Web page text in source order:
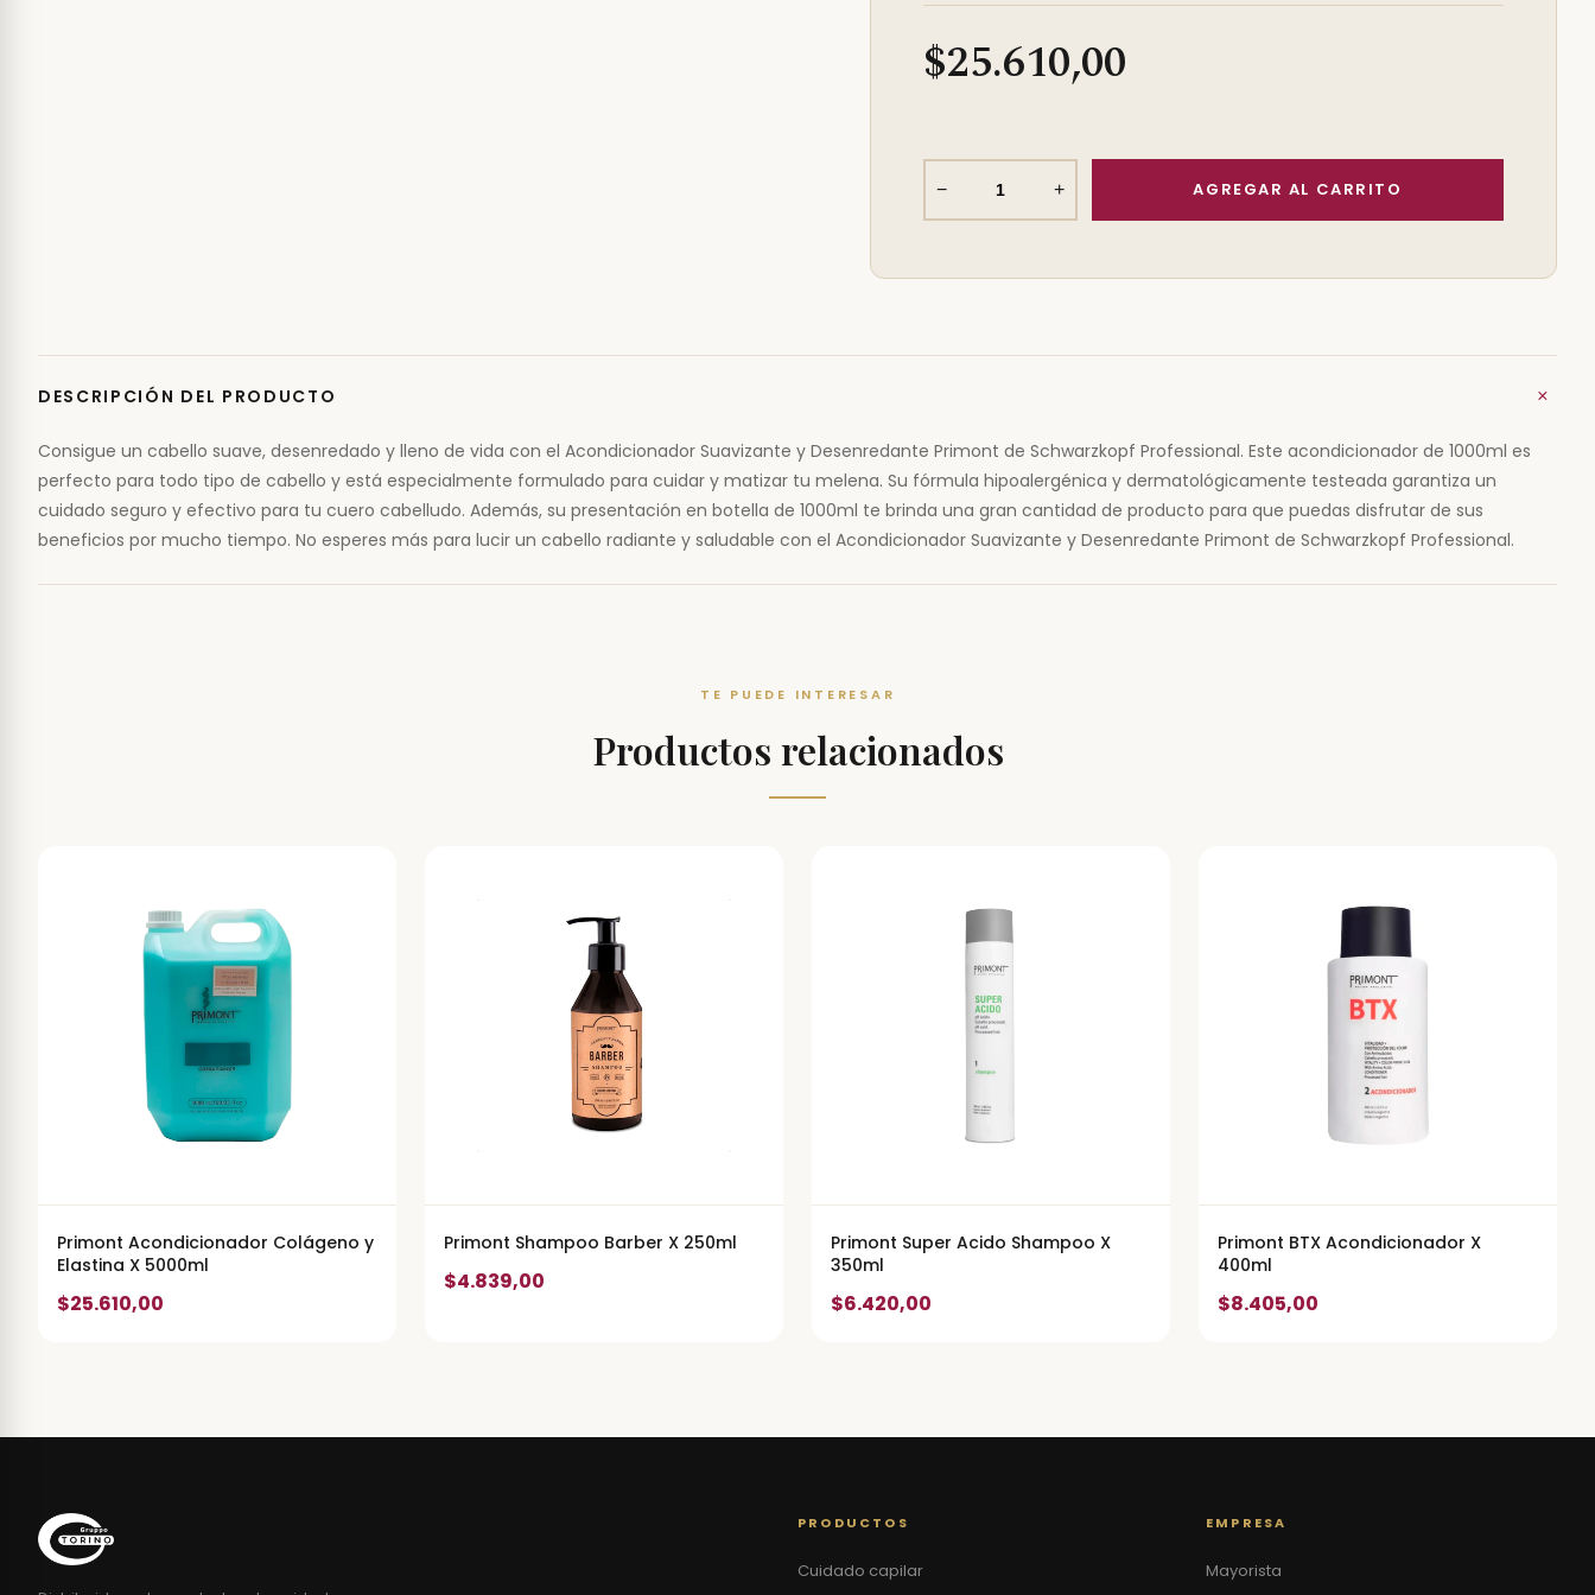
$25.610,00
− +
DESCRIPCIÓN DEL PRODUCTO +
Consigue un cabello suave, desenredado y lleno de vida con el Acondicionador Suavizante y Desenredante Primont de Schwarzkopf Professional. Este acondicionador de 1000ml es
perfecto para todo tipo de cabello y está especialmente formulado para cuidar y matizar tu melena. Su fórmula hipoalergénica y dermatológicamente testeada garantiza un
cuidado seguro y efectivo para tu cuero cabelludo. Además, su presentación en botella de 1000ml te brinda una gran cantidad de producto para que puedas disfrutar de sus
beneficios por mucho tiempo. No esperes más para lucir un cabello radiante y saludable con el Acondicionador Suavizante y Desenredante Primont de Schwarzkopf Professional.
TE PUEDE INTERESAR
Productos relacionados
Primont Acondicionador Colágeno y
Elastina X 5000ml
$25.610,00
Primont Shampoo Barber X 250ml
$4.839,00
Primont Super Acido Shampoo X
350ml
$6.420,00
Primont BTX Acondicionador X
400ml
$8.405,00
PRODUCTOS
Cuidado capilar
EMPRESA
Mayorista